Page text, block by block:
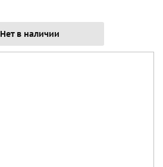
Нет в наличии